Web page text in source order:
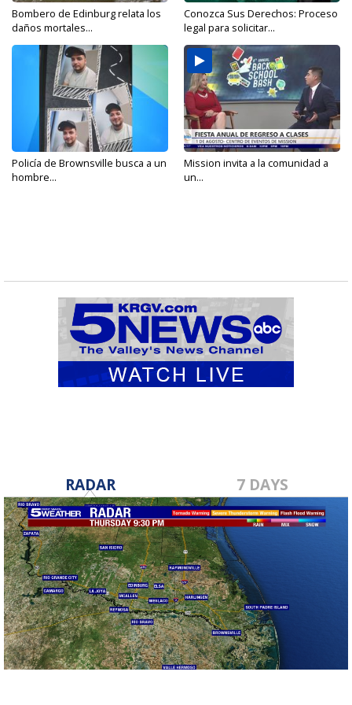
Bombero de Edinburg relata los
daños mortales...
Conozca Sus Derechos: Proceso
legal para solicitar...
Policía de Brownsville busca a un
hombre...
Mission invita a la comunidad a
un...
RADAR 7 DAYS